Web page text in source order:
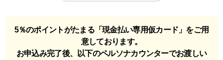
5％のポイントがたまる「現金払い専用仮カード」をご用
意しております。
お申込み完了後、以下のペルソナカウンターでお渡しい